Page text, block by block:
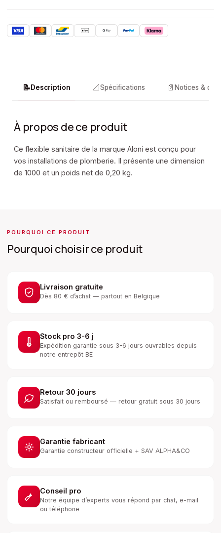
📝Description 📐Spécifications 📄 Notices &
À propos de ce produit
Ce flexible sanitaire de la marque Aloni est conçu pour
vos installations de plomberie. Il présente une dimension
de 1000 et un poids net de 0,20 kg.
POURQUOI CE PRODUIT
Pourquoi choisir ce produit
Livraison gratuite
Dès 80 € d’achat — partout en Belgique
Stock pro 3-6 j
Expédition garantie sous 3-6 jours ouvrables depuis
notre entrepôt BE
Retour 30 jours
Satisfait ou remboursé — retour gratuit sous 30 jours
Garantie fabricant
Garantie constructeur officielle + SAV ALPHA&CO
Conseil pro
Notre équipe d’experts vous répond par chat, e-mail
ou téléphone